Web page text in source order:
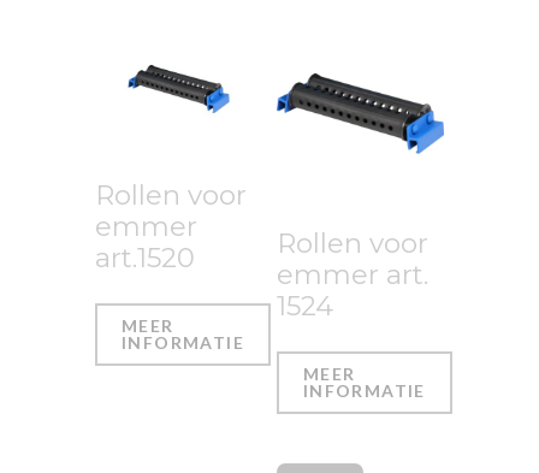
Rollen voor
emmer
art.1520
MEER
INFORMATIE
Rollen voor
emmer art.
1524
MEER
INFORMATIE